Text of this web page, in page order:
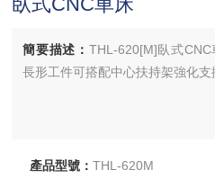
簡要描述： THL-620[M]臥式
長形工件可搭配中心扶持架強化支
產品型號：THL-620M